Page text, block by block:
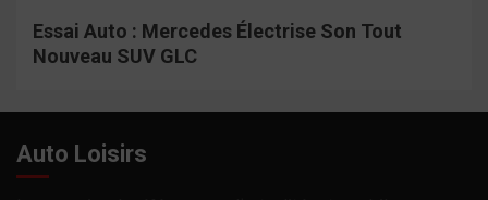
Essai Auto : Mercedes Électrise Son Tout
Nouveau SUV GLC
Auto Loisirs